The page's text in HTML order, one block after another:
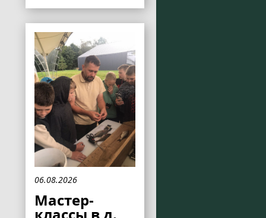
06.08.2026
Мастер-
классы в д.